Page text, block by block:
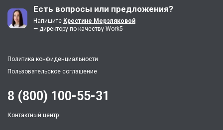
Есть вопросы или предложения?
Напишите Крестине Мерзляковой
— директору по качеству Work5
Политика конфиденциальности
Пользовательское соглашение
8 (800) 100-55-31
Контактный центр